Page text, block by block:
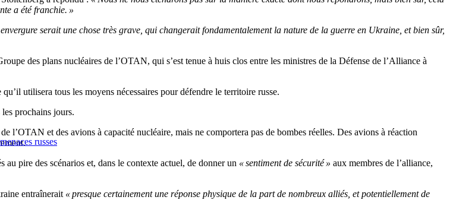
a été franchie. »
serait une chose très grave, qui changerait fondamentalement la nature de la guerre en Ukraine, et bien sûr,
des plans nucléaires de l’OTAN, qui s’est tenue à huis clos entre les ministres de la Défense de l’Alliance à
utilisera tous les moyens nécessaires pour défendre le territoire russe.
prochains jours.
russes
l’OTAN et des avions à capacité nucléaire, mais ne comportera pas de bombes réelles. Des avions à réaction
pire des scénarios et, dans le contexte actuel, de donner un « sentiment de sécurité » aux membres de l’alliance,
entraînerait « presque certainement une réponse physique de la part de nombreux alliés, et potentiellement de